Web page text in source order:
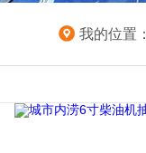
我的位置：